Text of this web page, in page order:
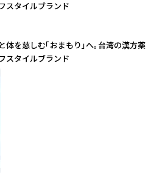
スタイルブランド
を慈しむ「おまもり」へ。台湾の漢方薬
スタイルブランド